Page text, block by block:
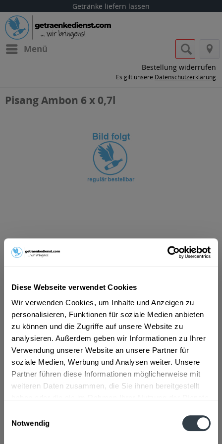
Diese Webseite verwendet Cookies
Wir verwenden Cookies, um Inhalte und Anzeigen zu
personalisieren, Funktionen für soziale Medien anbieten
zu können und die Zugriffe auf unsere Website zu
analysieren. Außerdem geben wir Informationen zu Ihrer
Verwendung unserer Website an unsere Partner für
soziale Medien, Werbung und Analysen weiter. Unsere
Partner führen diese Informationen möglicherweise mit
weiteren Daten zusammen, die Sie ihnen bereitgestellt
Notwendig
Getränke liefern lassen
Menü
Bestellung widerrufen
Es gilt unsere Datenschutzerklärung
Pisang Ambon 6 x 0,7l
ab 12,49 € *
Inhalt:
4.2 Liter (2,97 € * / 1 Liter)
In den Warenkorb
Artikel-Nr.:
31403
Verfügbar in:
Beschreibung
mehr
Fragen zum Artikel?